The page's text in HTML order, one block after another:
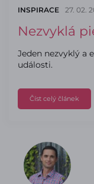
INSPIRACE 27. 02.
Nezvyklá
Jeden nezvyklý a
události.
Číst celý článek